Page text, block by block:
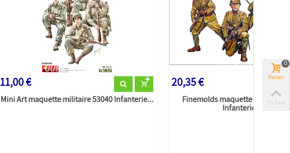
11,00 €
Mini Art maquette militaire 53040 Infanterie...
20,35 €
Finemolds maquette militaire
Infanterie Set...
Panier
0
En haut